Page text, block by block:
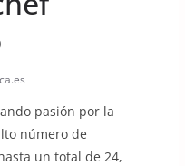
pasión por la
número de
un total de 24,